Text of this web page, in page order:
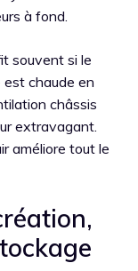
à fond.
souvent si le
est chaude en
châssis
extravagant.
améliore tout le